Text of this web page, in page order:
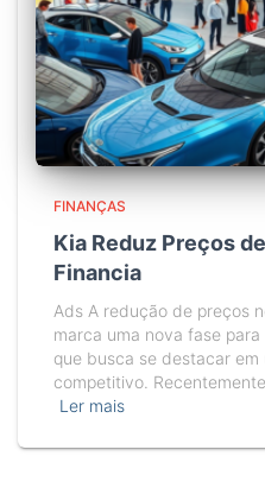
FINANÇAS
Kia Reduz Preços
Financia
Ads A redução de preços
marca uma nova fase
que busca se destacar
competitivo.
Ler mais